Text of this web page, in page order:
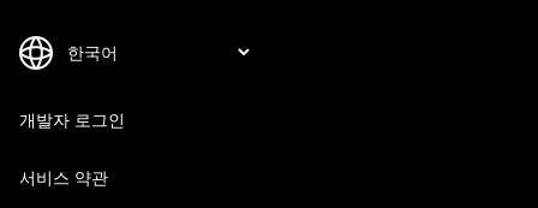
개발자 로그인
서비스 약관